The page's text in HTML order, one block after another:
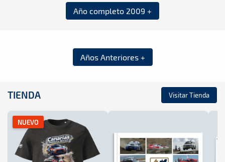
Año completo 2009 +
Años Anteriores +
TIENDA Visitar Tienda
NUEVO